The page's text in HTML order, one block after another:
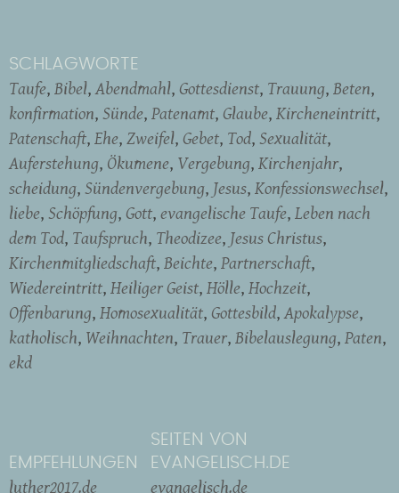
SCHLAGWORTE
Taufe Bibel Abendmahl Gottesdienst Trauung Beten
konfirmation Sünde Patenamt Glaube Kircheneintritt
Patenschaft Ehe Zweifel Gebet Tod Sexualität
Auferstehung Ökumene Vergebung Kirchenjahr
scheidung Sündenvergebung Jesus Konfessionswechsel
liebe Schöpfung Gott evangelische Taufe Leben nach
dem Tod Taufspruch Theodizee Jesus Christus
Kirchenmitgliedschaft Beichte Partnerschaft
Wiedereintritt Heiliger Geist Hölle Hochzeit
Offenbarung Homosexualität Gottesbild Apokalypse
katholisch Weihnachten Trauer Bibelauslegung Paten
ekd
EMPFEHLUNGEN
luther2017.de
SEITEN VON
EVANGELISCH.DE
evangelisch.de